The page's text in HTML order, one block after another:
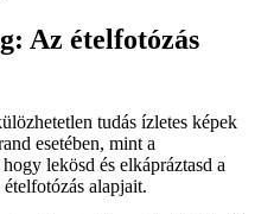
Az ételfotózás
tudás ízletes képek
esetében, mint a
lekösd és elkápráztasd a
alapjait.